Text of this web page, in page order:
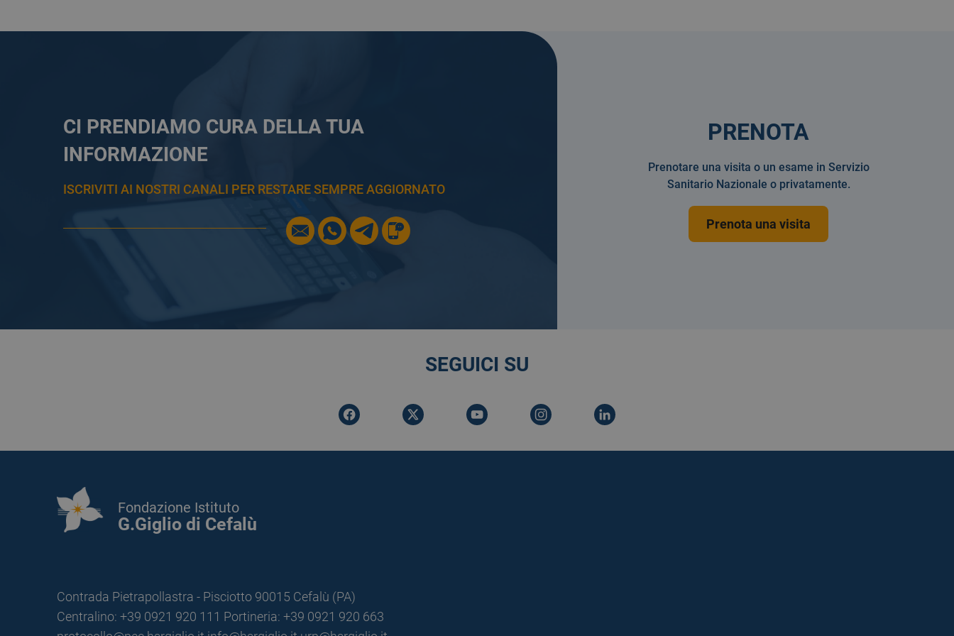
CI PRENDIAMO CURA DELLA TUA
INFORMAZIONE
ISCRIVITI AI NOSTRI CANALI PER RESTARE SEMPRE AGGIORNATO
PRENOTA
Prenotare una visita o un esame in Servizio
Sanitario Nazionale o privatamente.
Prenota una visita
SEGUICI SU
Fondazione Istituto
G.Giglio di Cefalù
Contrada Pietrapollastra - Pisciotto 90015 Cefalù (PA)
Centralino: +39 0921 920 111 Portineria: +39 0921 920 663